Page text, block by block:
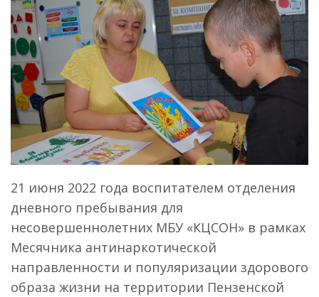
21 июня 2022 года воспитателем отделения
дневного пребывания для
несовершеннолетних МБУ «КЦСОН» в рамках
Месячника антинаркотической
направленности и популяризации здорового
образа жизни на территории Пензенской